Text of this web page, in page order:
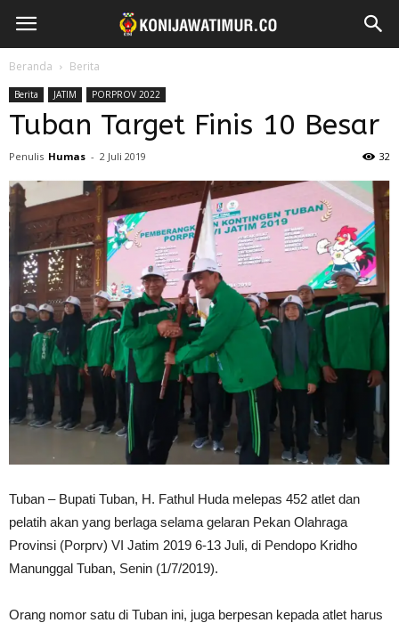
Beranda Berita
Berita JATIM PORPROV 2022
Tuban Target Finis 10 Besar
Penulis Humas - 2 Juli 2019 32
Tuban – Bupati Tuban, H. Fathul Huda melepas 452 atlet dan
pelatih akan yang berlaga selama gelaran Pekan Olahraga
Provinsi (Porprv) VI Jatim 2019 6-13 Juli, di Pendopo Kridho
Manunggal Tuban, Senin (1/7/2019).
Orang nomor satu di Tuban ini, juga berpesan kepada atlet harus